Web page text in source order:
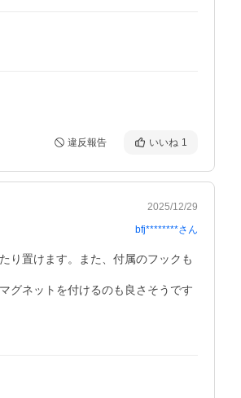
違反報告 いいね 1
2025/12/29
bfj********さん
り置けます。また、付属のフックも
グネットを付けるのも良さそうです